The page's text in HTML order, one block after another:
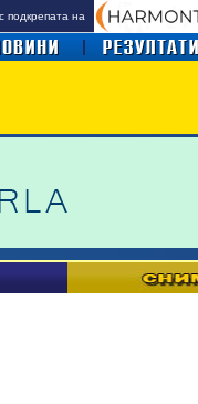
с подкрепата на